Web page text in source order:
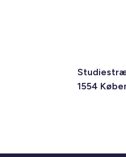
1554